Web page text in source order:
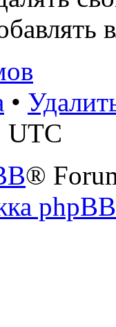
•
UTC
®
phpBB